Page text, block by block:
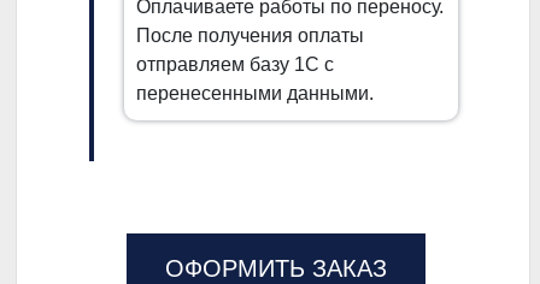
Оплачиваете работы по переносу.
После получения оплаты
отправляем базу 1С с
перенесенными данными.
ОФОРМИТЬ ЗАКАЗ